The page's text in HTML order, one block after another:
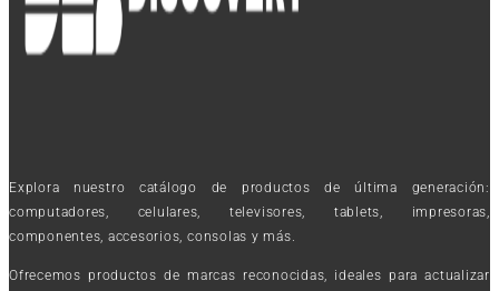
Explora nuestro catálogo de productos de última generación:
computadores, celulares, televisores, tablets, impresoras,
componentes, accesorios, consolas y más.
Ofrecemos productos de marcas reconocidas, ideales para actualizar